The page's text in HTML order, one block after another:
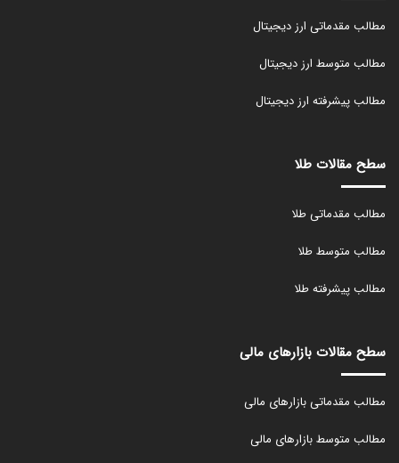
مطالب مقدماتی ارز دیجیتال
مطالب متوسط ارز دیجیتال
مطالب پیشرفته ارز دیجیتال
سطح مقالات طلا
مطالب مقدماتی طلا
مطالب متوسط طلا
مطالب پیشرفته طلا
سطح مقالات بازارهای مالی
مطالب مقدماتی بازارهای مالی
مطالب متوسط بازارهای مالی